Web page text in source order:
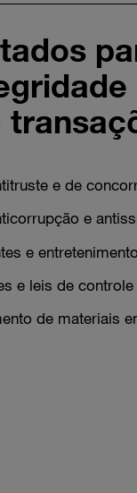
e de
e
e entretenimento
e leis de
de materiais